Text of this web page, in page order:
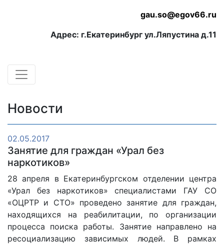
gau.so@egov66.ru
Адрес: г.Екатеринбург ул.Ляпустина д.11
Новости
02.05.2017
Занятие для граждан «Урал без
наркотиков»
28 апреля в Екатеринбургском отделении центра
«Урал без наркотиков» специалистами ГАУ СО
«ОЦРТР и СТО» проведено занятие для граждан,
находящихся на реабилитации, по организации
процесса поиска работы. Занятие направлено на
ресоциализацию зависимых людей. В рамках